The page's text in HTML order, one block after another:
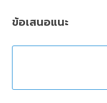
ข้อเสนอแนะ